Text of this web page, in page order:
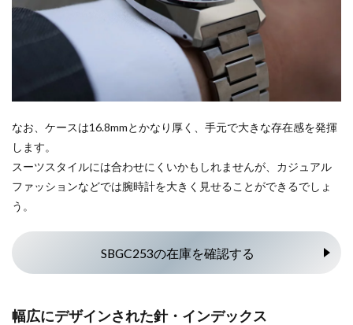
なお、ケースは16.8mmとかなり厚く、手元で大きな存在感を発揮
します。
スーツスタイルには合わせにくいかもしれませんが、カジュアル
ファッションなどでは腕時計を大きく見せることができるでしょ
う。
SBGC253の在庫を確認する
幅広にデザインされた針・インデックス